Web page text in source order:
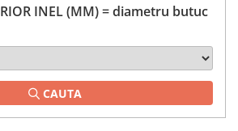
INEL (MM) = diametru butuc
CAUTA